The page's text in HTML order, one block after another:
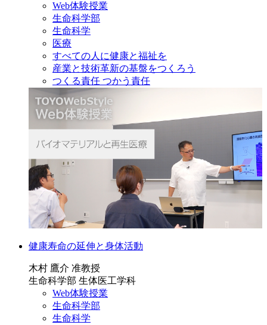
Web体験授業
生命科学部
生命科学
医療
すべての人に健康と福祉を
産業と技術革新の基盤をつくろう
つくる責任 つかう責任
健康寿命の延伸と身体活動
木村 鷹介 准教授
生命科学部 生体医工学科
Web体験授業
生命科学部
生命科学